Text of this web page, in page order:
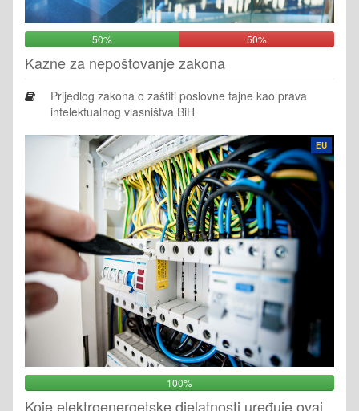
50% 50%
Kazne za nepoštovanje zakona
Prijedlog zakona o zaštiti poslovne tajne kao prava
intelektualnog vlasništva BiH
EU
100%
Koje elektroenergetske djelatnosti uređuje ovaj